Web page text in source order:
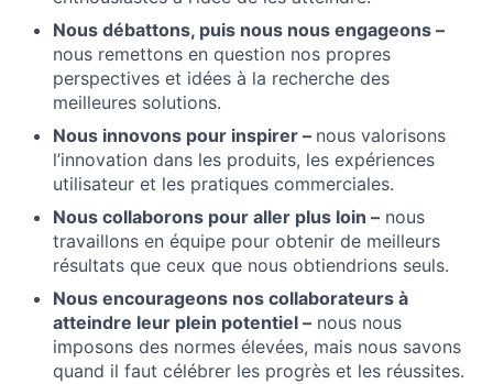
Nous débattons, puis nous nous engageons –
nous remettons en question nos propres
perspectives et idées à la recherche des
meilleures solutions.
Nous innovons pour inspirer – nous valorisons
l’innovation dans les produits, les expériences
utilisateur et les pratiques commerciales.
Nous collaborons pour aller plus loin – nous
travaillons en équipe pour obtenir de meilleurs
résultats que ceux que nous obtiendrions seuls.
Nous encourageons nos collaborateurs à
atteindre leur plein potentiel – nous nous
imposons des normes élevées, mais nous savons
quand il faut célébrer les progrès et les réussites.